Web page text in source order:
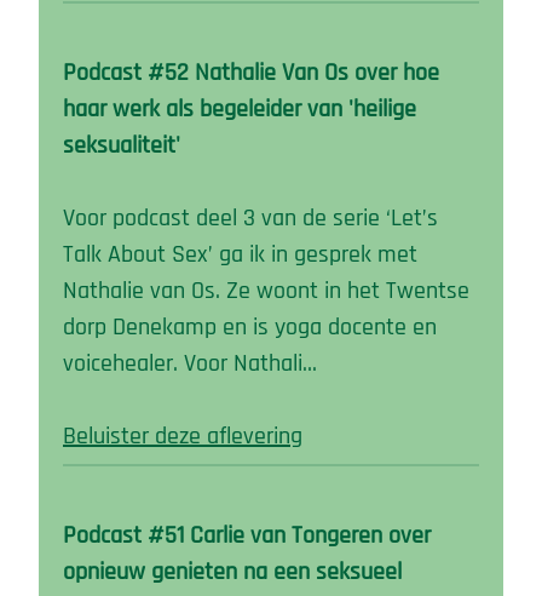
Podcast #52 Nathalie Van Os over hoe
haar werk als begeleider van 'heilige
seksualiteit'
Voor podcast deel 3 van de serie ‘Let’s
Talk About Sex’ ga ik in gesprek met
Nathalie van Os. Ze woont in het Twentse
dorp Denekamp en is yoga docente en
voicehealer. Voor Nathali…
Beluister deze aflevering
Podcast #51 Carlie van Tongeren over
opnieuw genieten na een seksueel